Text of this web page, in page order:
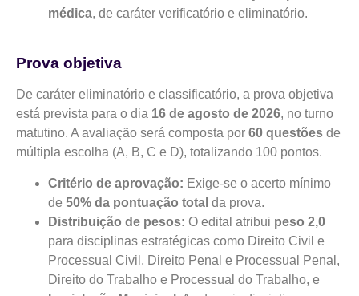
médica, de caráter verificatório e eliminatório.
Prova objetiva
De caráter eliminatório e classificatório, a prova objetiva
está prevista para o dia 16 de agosto de 2026, no turno
matutino. A avaliação será composta por 60 questões de
múltipla escolha (A, B, C e D), totalizando 100 pontos.
Critério de aprovação: Exige-se o acerto mínimo
de 50% da pontuação total da prova.
Distribuição de pesos: O edital atribui peso 2,0
para disciplinas estratégicas como Direito Civil e
Processual Civil, Direito Penal e Processual Penal,
Direito do Trabalho e Processual do Trabalho, e